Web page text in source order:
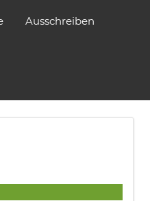
Ausschreiben